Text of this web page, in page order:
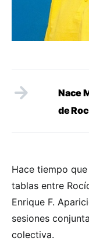
Nace
de
Hace tiempo
tablas entre
Enrique F.
sesiones
colectiva.